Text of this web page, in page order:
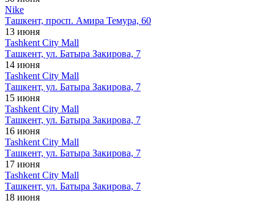
Nike
Ташкент, просп. Амира Темура, 60
13 июня
Tashkent City Mall
Ташкент, ул. Батыра Закирова, 7
14 июня
Tashkent City Mall
Ташкент, ул. Батыра Закирова, 7
15 июня
Tashkent City Mall
Ташкент, ул. Батыра Закирова, 7
16 июня
Tashkent City Mall
Ташкент, ул. Батыра Закирова, 7
17 июня
Tashkent City Mall
Ташкент, ул. Батыра Закирова, 7
18 июня